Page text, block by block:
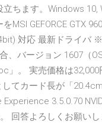
ちます。Windows 10,
MSI GEFORCE GTX
対応 最新ドライバ
、バージョン 1607（
」。 実売価格は
てカード長が「
Experience 3.5.0.70
回答よろしくお願いし